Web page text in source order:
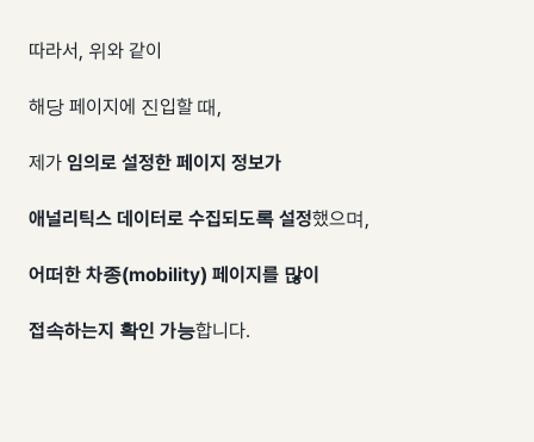
​따라서, 위와 같이
해당 페이지에 진입할 때,
제가 임의로 설정한 페이지 정보가
애널리틱스 데이터로 수집되도록 설정했으며,
어떠한 차종(mobility) 페이지를 많이
접속하는지 확인 가능합니다.